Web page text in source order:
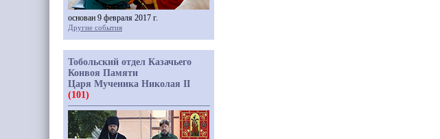
основан 9 февраля 2017 г.
Другие события
Тобольский отдел Казачьего
Конвоя Памяти
Царя Мученика Николая II
(101)